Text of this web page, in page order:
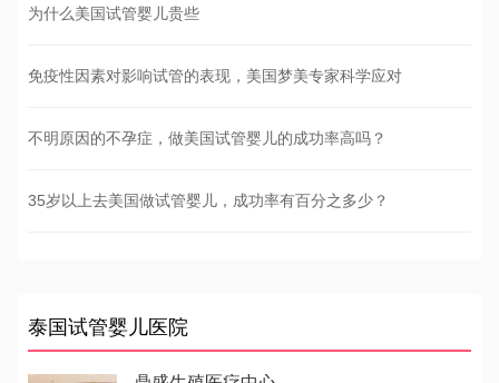
为什么美国试管婴儿贵些
免疫性因素对影响试管的表现，美国梦美专家科学应对
不明原因的不孕症，做美国试管婴儿的成功率高吗？
35岁以上去美国做试管婴儿，成功率有百分之多少？
泰国试管婴儿医院